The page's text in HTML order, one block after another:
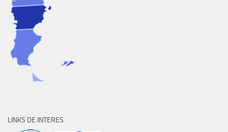
LINKS DE INTERES